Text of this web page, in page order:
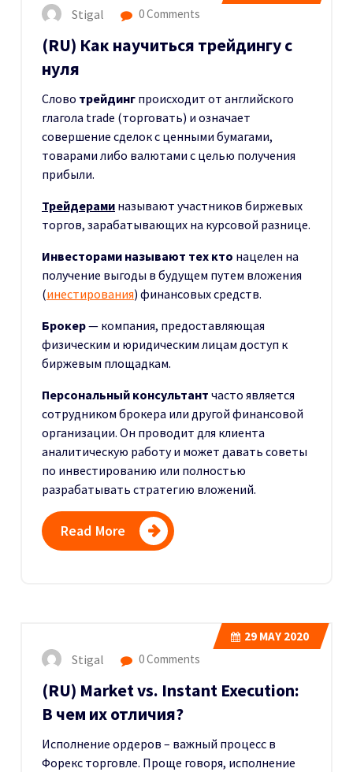
Stigal 0 Comments
(RU) Как научиться трейдингу с
нуля
Слово трейдинг происходит от английского
глагола trade (торговать) и означает
совершение сделок с ценными бумагами,
товарами либо валютами с целью получения
прибыли.
Трейдерами называют участников биржевых
торгов, зарабатывающих на курсовой разнице.
Инвесторами называют тех кто нацелен на
получение выгоды в будущем путем вложения
(инестирования) финансовых средств.
Брокер— компания, предоставляющая
физическим и юридическим лицам доступ к
биржевым площадкам.
Персональный консультант часто является
сотрудником брокера или другой финансовой
организации. Он проводит для клиента
аналитическую работу и может давать советы
по инвестированию или полностью
разрабатывать стратегию вложений.
Read More
29 MAY 2020
Stigal 0 Comments
(RU) Market vs. Instant Execution:
В чем их отличия?
Исполнение ордеров – важный процесс в
Форекс торговле. Проще говоря, исполнение